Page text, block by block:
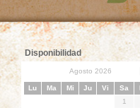
Disponibilidad